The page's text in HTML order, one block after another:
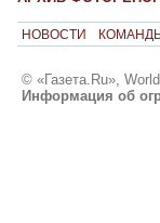
НОВОСТИ
© «Газета.Ru»,
Информация об